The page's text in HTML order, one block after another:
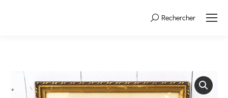
Search:Rechercher